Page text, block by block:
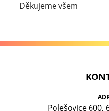
Děkujeme všem
Polešovice 600,